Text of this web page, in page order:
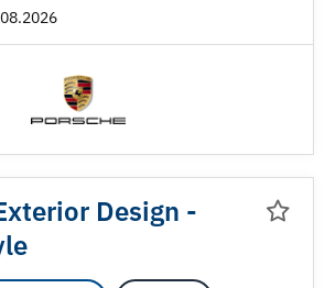
Design -